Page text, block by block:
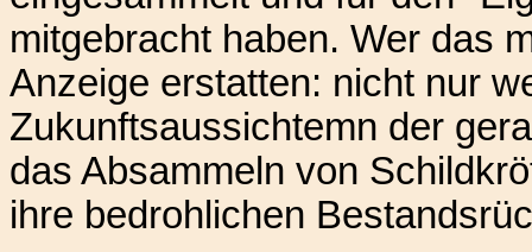
mitgebracht haben. Wer das
Anzeige erstatten: nicht nur
Zukunftsaussichtemn der
das Absammeln von
ihre bedrohlichen